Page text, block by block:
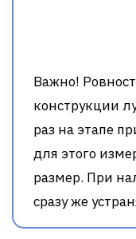
Важно!
конструкции
раз на этапе
для этого
размер. При
сразу же